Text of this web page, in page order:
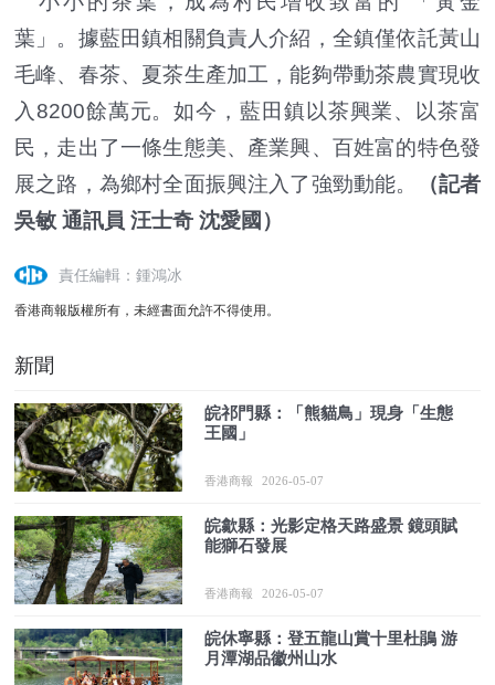
葉」。據藍田鎮相關負責人介紹，全鎮僅依託黃山
毛峰、春茶、夏茶生產加工，能夠帶動茶農實現收
入8200餘萬元。如今，藍田鎮以茶興業、以茶富
民，走出了一條生態美、產業興、百姓富的特色發
展之路，為鄉村全面振興注入了強勁動能。
（記者
吳敏 通訊員 汪士奇 沈愛國）
責任編輯：鍾鴻冰
香港商報版權所有，未經書面允許不得使用。
新聞
皖祁門縣：「熊貓鳥」現身「生態
王國」
香港商報 2026-05-07
皖歙縣：光影定格天路盛景 鏡頭賦
能獅石發展
香港商報 2026-05-07
皖休寧縣：登五龍山賞十里杜鵑 游
月潭湖品徽州山水